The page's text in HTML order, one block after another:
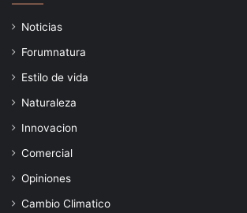
Noticias
Forumnatura
Estilo de vida
Naturaleza
Innovacion
Comercial
Opiniones
Cambio Climatico